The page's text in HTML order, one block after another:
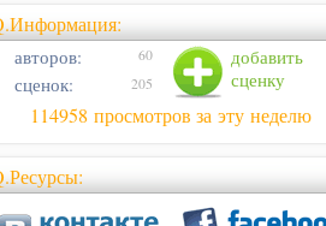
добавить
сценку
авторов: 60
сценок: 205
114958 просмотров за эту неделю